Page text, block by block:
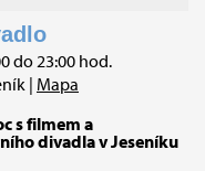
do 23:00 hod.
| Mapa
s filmem a
divadla v Jeseníku